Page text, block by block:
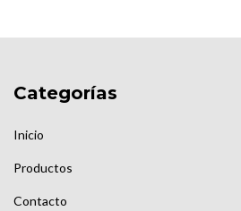
Categorías
Inicio
Productos
Contacto